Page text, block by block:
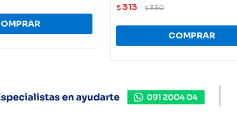
$ 313 $330